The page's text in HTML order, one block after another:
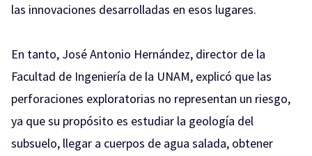
las innovaciones desarrolladas en esos lugares.
En tanto, José Antonio Hernández, director de la
Facultad de Ingeniería de la UNAM, explicó que las
perforaciones exploratorias no representan un riesgo,
ya que su propósito es estudiar la geología del
subsuelo, llegar a cuerpos de agua salada, obtener